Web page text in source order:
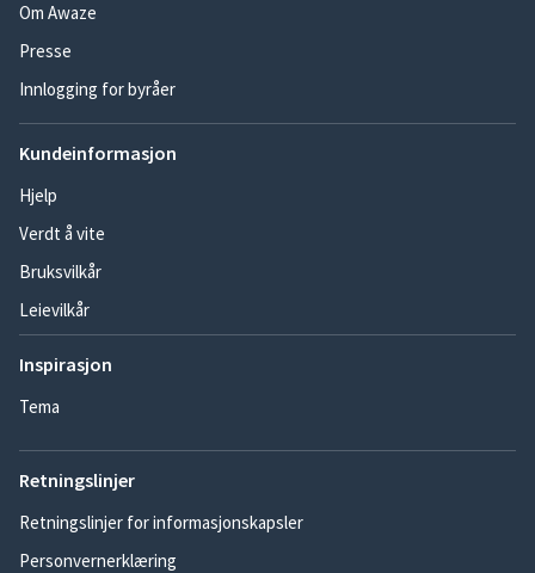
Om Awaze
Presse
Innlogging for byråer
Kundeinformasjon
Hjelp
Verdt å vite
Bruksvilkår
Leievilkår
Inspirasjon
Tema
Retningslinjer
Retningslinjer for informasjonskapsler
Personvernerklæring